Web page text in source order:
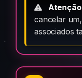
cancelar
associados